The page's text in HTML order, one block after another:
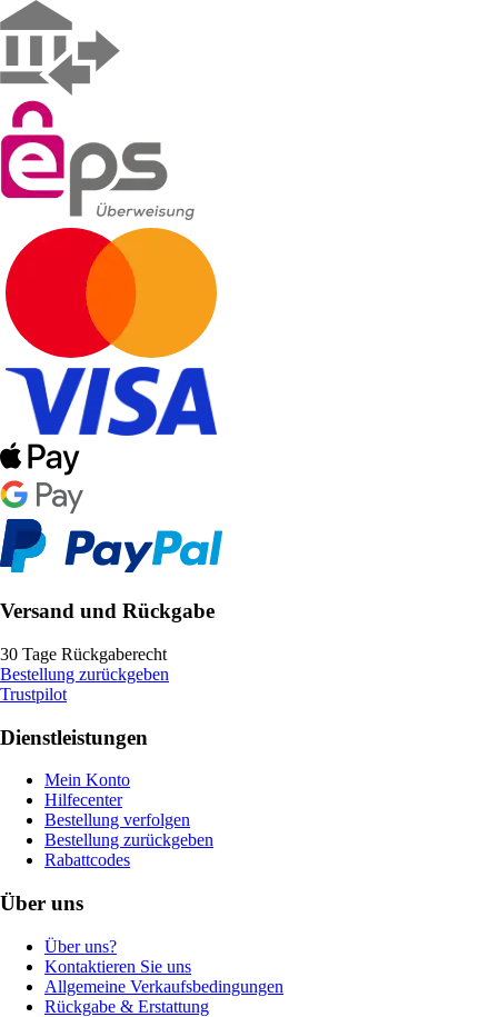
Versand und Rückgabe
30 Tage Rückgaberecht
Bestellung zurückgeben
Trustpilot
Dienstleistungen
Mein Konto
Hilfecenter
Bestellung verfolgen
Bestellung zurückgeben
Rabattcodes
Über uns
Über uns?
Kontaktieren Sie uns
Allgemeine Verkaufsbedingungen
Rückgabe & Erstattung